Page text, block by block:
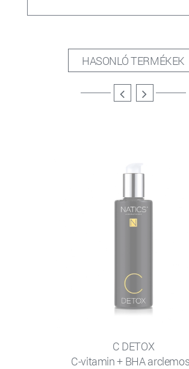
HASONLÓ TERMÉKEK
C DETOX
C-vitamin + BHA